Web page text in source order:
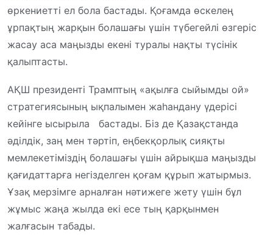
өркениетті ел бола бастады. Қоғамда өскелең
ұрпақтың жарқын болашағы үшін түбегейлі өзгеріс
жасау аса маңызды екені туралы нақты түсінік
қалыптасты.
АҚШ президенті Трамптың «ақылға сыйымды ой»
стратегиясының ықпалымен жаһандану үдерісі
кейінге ысырыла бастады. Біз де Қазақстанда
әділдік, заң мен тәртіп, еңбекқорлық сияқты
мемлекетіміздің болашағы үшін айрықша маңызды
қағидаттарға негізделген қоғам құрып жатырмыз.
Ұзақ мерзімге арналған нәтижеге жету үшін бұл
жұмыс жаңа жылда екі есе тың қарқынмен
жалғасын табады.